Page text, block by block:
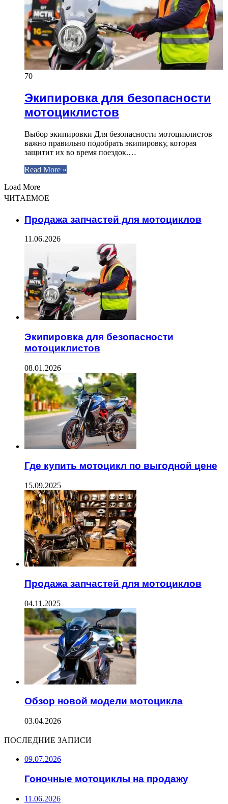
70
Экипировка для безопасности
мотоциклистов
Выбор экипировки Для безопасности мотоциклистов
важно правильно подобрать экипировку, которая
защитит их во время поездок.…
Read More »
Load More
ЧИТАЕМОЕ
Продажа запчастей для мотоциклов
11.06.2026
Экипировка для безопасности
мотоциклистов
08.01.2026
Где купить мотоцикл по выгодной цене
15.09.2025
Продажа запчастей для мотоциклов
04.11.2025
Обзор новой модели мотоцикла
03.04.2026
ПОСЛЕДНИЕ ЗАПИСИ
09.07.2026
Гоночные мотоциклы на продажу
11.06.2026